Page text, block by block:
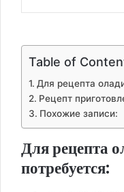
Table of
Для рецепта
Рецепт
Похожие записи:
Для рецепта
потребуется: